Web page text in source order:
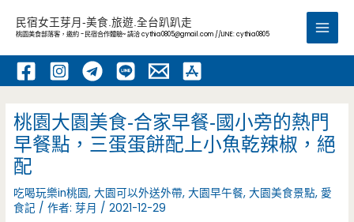
內
民宿女王芽月-美食.旅遊.全台趴趴走
桃園美食部落客，邀約 -民宿合作體驗~ 請洽cythia0805@gmail.com //LINE: cythia0805
Main
桃園大園美食-合家早餐-國小旁的熱門
早餐點，三蛋蛋餅配上小魚乾辣椒，絕
配
吃喝玩樂in桃園,大園可以外送外帶,大園早午餐,大園美食景點, 愛
食記 / 作者:芽月 /2021-12-29